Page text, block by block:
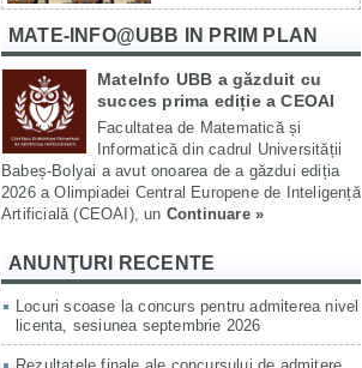
MATE-INFO@UBB IN PRIM PLAN
MateInfo UBB a găzduit cu
succes prima ediție a CEOAI
Facultatea de Matematică și
Informatică din cadrul Universității
Babeș-Bolyai a avut onoarea de a găzdui ediția
2026 a Olimpiadei Central Europene de Inteligență
Artificială (CEOAI), un Continuare »
ANUNŢURI RECENTE
Locuri scoase la concurs pentru admiterea nivel
licenta, sesiunea septembrie 2026